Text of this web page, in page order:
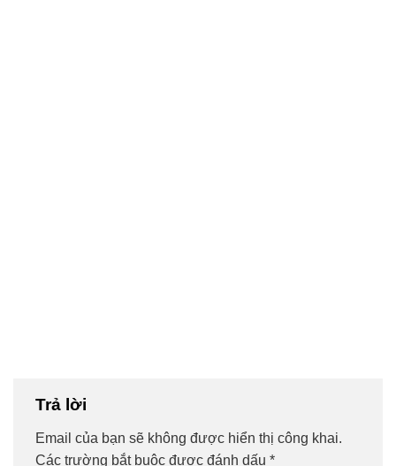
Trả lời
Email của bạn sẽ không được hiển thị công khai.
Các trường bắt buộc được đánh dấu *